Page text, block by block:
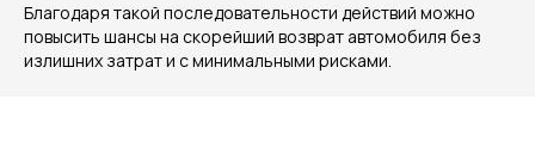
Благодаря такой последовательности действий можно
повысить шансы на скорейший возврат автомобиля без
излишних затрат и с минимальными рисками.